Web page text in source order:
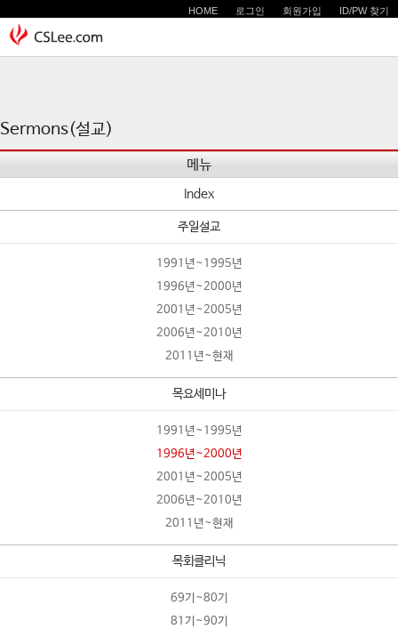
HOME 로그인 회원가입 ID/PW 찾기
Sermons(설교)
메뉴
Index
주일설교
1991년~1995년
1996년~2000년
2001년~2005년
2006년~2010년
2011년~현재
목요세미나
1991년~1995년
1996년~2000년
2001년~2005년
2006년~2010년
2011년~현재
목회클리닉
69기~80기
81기~90기